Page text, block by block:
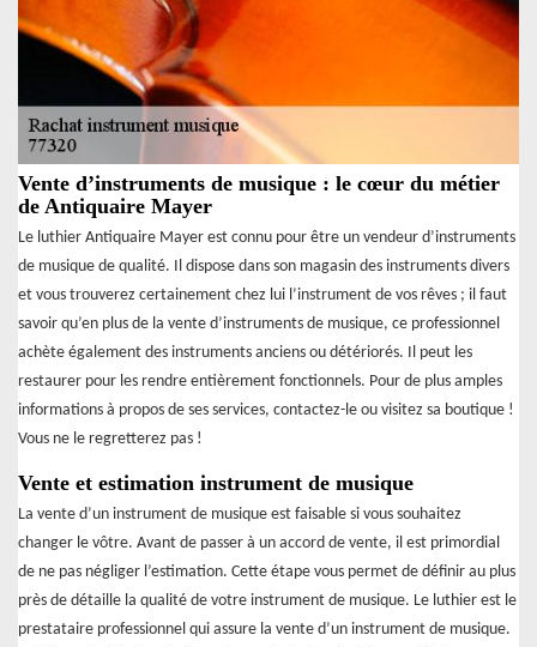
Vente d’instruments de musique : le cœur du métier
de Antiquaire Mayer
Le luthier Antiquaire Mayer est connu pour être un vendeur d’instruments
de musique de qualité. Il dispose dans son magasin des instruments divers
et vous trouverez certainement chez lui l’instrument de vos rêves ; il faut
savoir qu’en plus de la vente d’instruments de musique, ce professionnel
achète également des instruments anciens ou détériorés. Il peut les
restaurer pour les rendre entièrement fonctionnels. Pour de plus amples
informations à propos de ses services, contactez-le ou visitez sa boutique !
Vous ne le regretterez pas !
Vente et estimation instrument de musique
La vente d’un instrument de musique est faisable si vous souhaitez
changer le vôtre. Avant de passer à un accord de vente, il est primordial
de ne pas négliger l’estimation. Cette étape vous permet de définir au plus
près de détaille la qualité de votre instrument de musique. Le luthier est le
prestataire professionnel qui assure la vente d’un instrument de musique.